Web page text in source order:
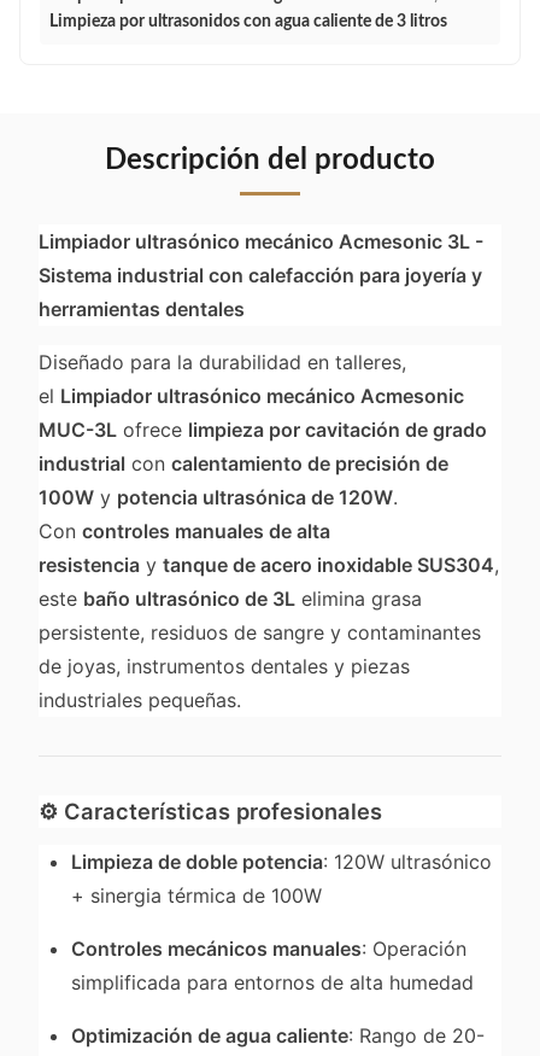
Limpieza por ultrasonidos con agua caliente de 3 litros
Descripción del producto
Limpiador ultrasónico mecánico Acmesonic 3L -
Sistema industrial con calefacción para joyería y
herramientas dentales
Diseñado para la durabilidad en talleres,
el Limpiador ultrasónico mecánico Acmesonic
MUC-3L ofrece limpieza por cavitación de grado
industrial con calentamiento de precisión de
100W y potencia ultrasónica de 120W.
Con controles manuales de alta
resistencia y tanque de acero inoxidable SUS304,
este baño ultrasónico de 3L elimina grasa
persistente, residuos de sangre y contaminantes
de joyas, instrumentos dentales y piezas
industriales pequeñas.
⚙️ Características profesionales
Limpieza de doble potencia: 120W ultrasónico
+ sinergia térmica de 100W
Controles mecánicos manuales: Operación
simplificada para entornos de alta humedad
Optimización de agua caliente: Rango de 20-